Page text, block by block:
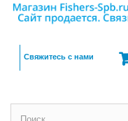
Свяжитесь с нами